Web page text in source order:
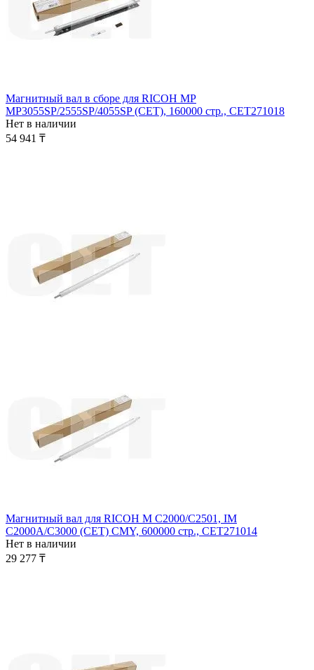
Магнитный вал в сборе для RICOH MP
MP3055SP/2555SP/4055SP (CET), 160000 стр., CET271018
Нет в наличии
54 941 ₸
Магнитный вал для RICOH M C2000/C2501, IM
C2000A/C3000 (CET) CMY, 600000 стр., CET271014
Нет в наличии
29 277 ₸